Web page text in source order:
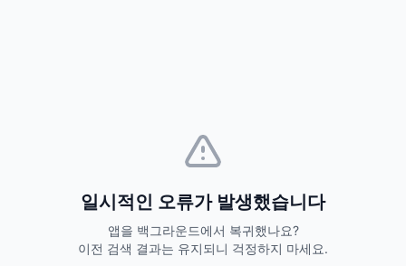
일시적인 오류가 발생했습니다
앱을 백그라운드에서 복귀했나요?
이전 검색 결과는 유지되니 걱정하지 마세요.